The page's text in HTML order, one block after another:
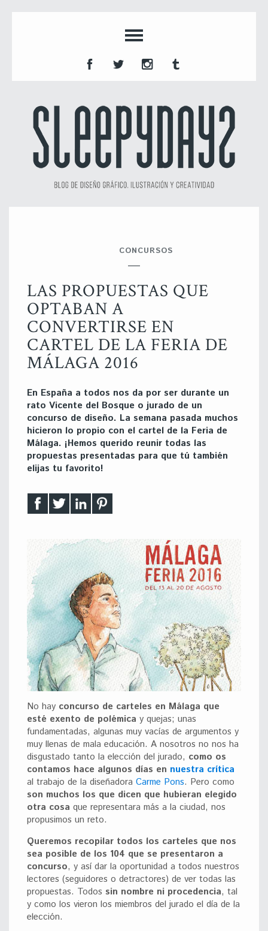
CONCURSOS
LAS PROPUESTAS QUE
OPTABAN A
CONVERTIRSE EN
CARTEL DE LA FERIA DE
MÁLAGA 2016
En España a todos nos da por ser durante un
rato Vicente del Bosque o jurado de un
concurso de diseño. La semana pasada muchos
hicieron lo propio con el cartel de la Feria de
Málaga. ¡Hemos querido reunir todas las
propuestas presentadas para que tú también
elijas tu favorito!
No hay concurso de carteles en Málaga que
esté exento de polémica y quejas; unas
fundamentadas, algunas muy vacías de argumentos y
muy llenas de mala educación. A nosotros no nos ha
disgustado tanto la elección del jurado, como os
contamos hace algunos días en nuestra crítica
al trabajo de la diseñadora Carme Pons. Pero como
son muchos los que dicen que hubieran elegido
otra cosa que representara más a la ciudad, nos
propusimos un reto.
Queremos recopilar todos los carteles que nos
sea posible de los 104 que se presentaron a
concurso, y así dar la oportunidad a todos nuestros
lectores (seguidores o detractores) de ver todas las
propuestas. Todos sin nombre ni procedencia, tal
y como los vieron los miembros del jurado el día de la
elección.